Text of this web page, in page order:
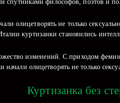
спутниками философов, поэтов и
олицетворять не только
куртизанки становились
изменений. С приходом
олицетворять не только
Куртизанка без